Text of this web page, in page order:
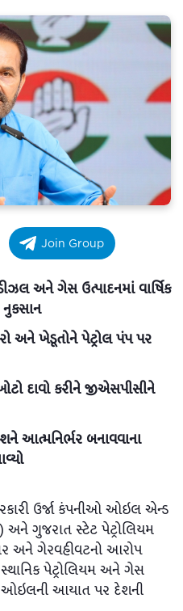
Join Group
અને ગેસ ઉત્પાદનમાં વાર્ષિક
નુકસાન
અને ખેડૂતોને પેટ્રોલ પંપ પર
દાવો કરીને જીએસપીસીને
આત્મનિર્ભર બનાવવાના
ઉર્જા કંપનીઓ ઓઇલ એન્ડ
ગુજરાત સ્ટેટ પેટ્રોલિયમ
અને ગેરવહીવટનો આરોપ
પેટ્રોલિયમ અને ગેસ
આયાત પર દેશની